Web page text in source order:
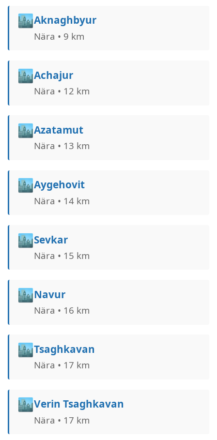
🏙️Aknaghbyur
Nära • 9 km
🏙️Achajur
Nära • 12 km
🏙️Azatamut
Nära • 13 km
🏙️Aygehovit
Nära • 14 km
🏙️Sevkar
Nära • 15 km
🏙️Navur
Nära • 16 km
🏙️Tsaghkavan
Nära • 17 km
🏙️Verin Tsaghkavan
Nära • 17 km